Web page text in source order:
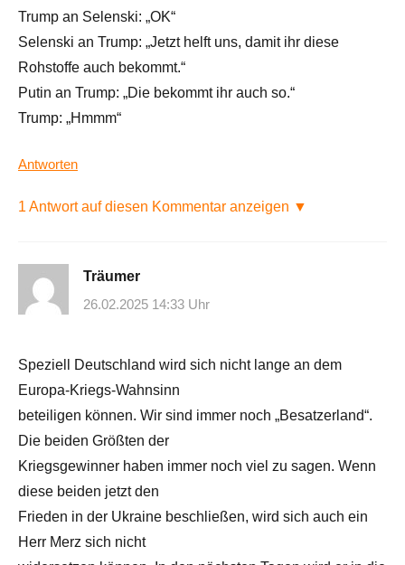
Trump an Selenski: „OK“
Selenski an Trump: „Jetzt helft uns, damit ihr diese
Rohstoffe auch bekommt.“
Putin an Trump: „Die bekommt ihr auch so.“
Trump: „Hmmm“
Antworten
1 Antwort auf diesen Kommentar anzeigen ▼
Träumer
26.02.2025 14:33 Uhr
Speziell Deutschland wird sich nicht lange an dem
Europa-Kriegs-Wahnsinn
beteiligen können. Wir sind immer noch „Besatzerland“.
Die beiden Größten der
Kriegsgewinner haben immer noch viel zu sagen. Wenn
diese beiden jetzt den
Frieden in der Ukraine beschließen, wird sich auch ein
Herr Merz sich nicht